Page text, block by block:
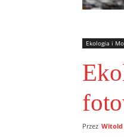
Ekologia i
Przez Witold